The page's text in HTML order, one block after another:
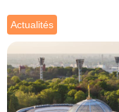
Actualités